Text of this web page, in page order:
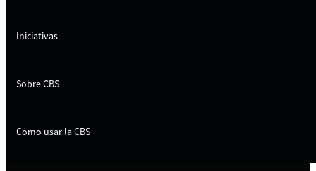
Iniciativas
Sobre CBS
Cómo usar la CBS